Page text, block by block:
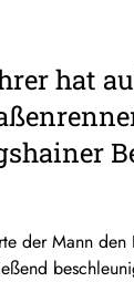
hat
der Mann